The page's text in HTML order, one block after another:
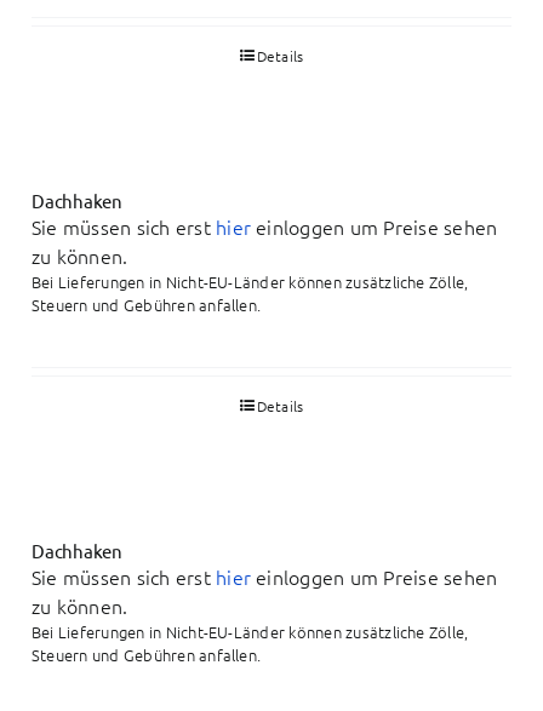
Details
Dachhaken
Sie müssen sich erst hier einloggen um Preise sehen
zu können.
Bei Lieferungen in Nicht-EU-Länder können zusätzliche Zölle,
Steuern und Gebühren anfallen.
Details
Dachhaken
Sie müssen sich erst hier einloggen um Preise sehen
zu können.
Bei Lieferungen in Nicht-EU-Länder können zusätzliche Zölle,
Steuern und Gebühren anfallen.